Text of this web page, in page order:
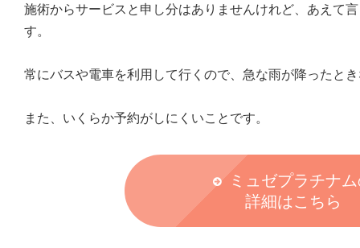
施術からサービスと申し分はありませんけれど、あえて
す。
常にバスや電車を利用して行くので、急な雨が降ったと
また、いくらか予約がしにくいことです。
ミュゼプラチナ
詳細はこちら